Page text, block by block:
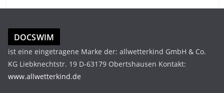
DOCSWIM
ist eine eingetragene Marke der: allwetterkind GmbH & Co.
KG Liebknechtstr. 19 D-63179 Obertshausen Kontakt:
www.allwetterkind.de